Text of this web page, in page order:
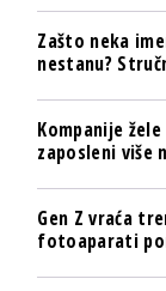
Zašto neka
nestanu?
Kompanije
zaposleni više
Gen Z vraća
fotoaparati